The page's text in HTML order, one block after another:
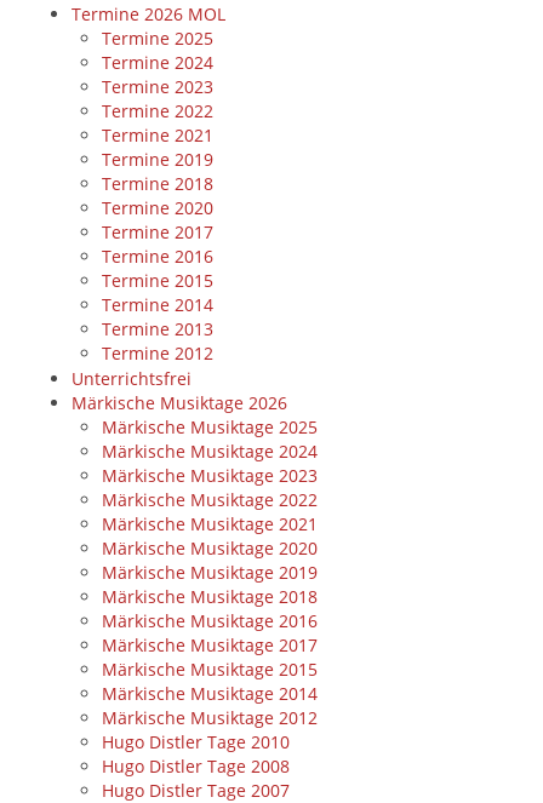
Termine 2026 MOL
Termine 2025
Termine 2024
Termine 2023
Termine 2022
Termine 2021
Termine 2019
Termine 2018
Termine 2020
Termine 2017
Termine 2016
Termine 2015
Termine 2014
Termine 2013
Termine 2012
Unterrichtsfrei
Märkische Musiktage 2026
Märkische Musiktage 2025
Märkische Musiktage 2024
Märkische Musiktage 2023
Märkische Musiktage 2022
Märkische Musiktage 2021
Märkische Musiktage 2020
Märkische Musiktage 2019
Märkische Musiktage 2018
Märkische Musiktage 2016
Märkische Musiktage 2017
Märkische Musiktage 2015
Märkische Musiktage 2014
Märkische Musiktage 2012
Hugo Distler Tage 2010
Hugo Distler Tage 2008
Hugo Distler Tage 2007